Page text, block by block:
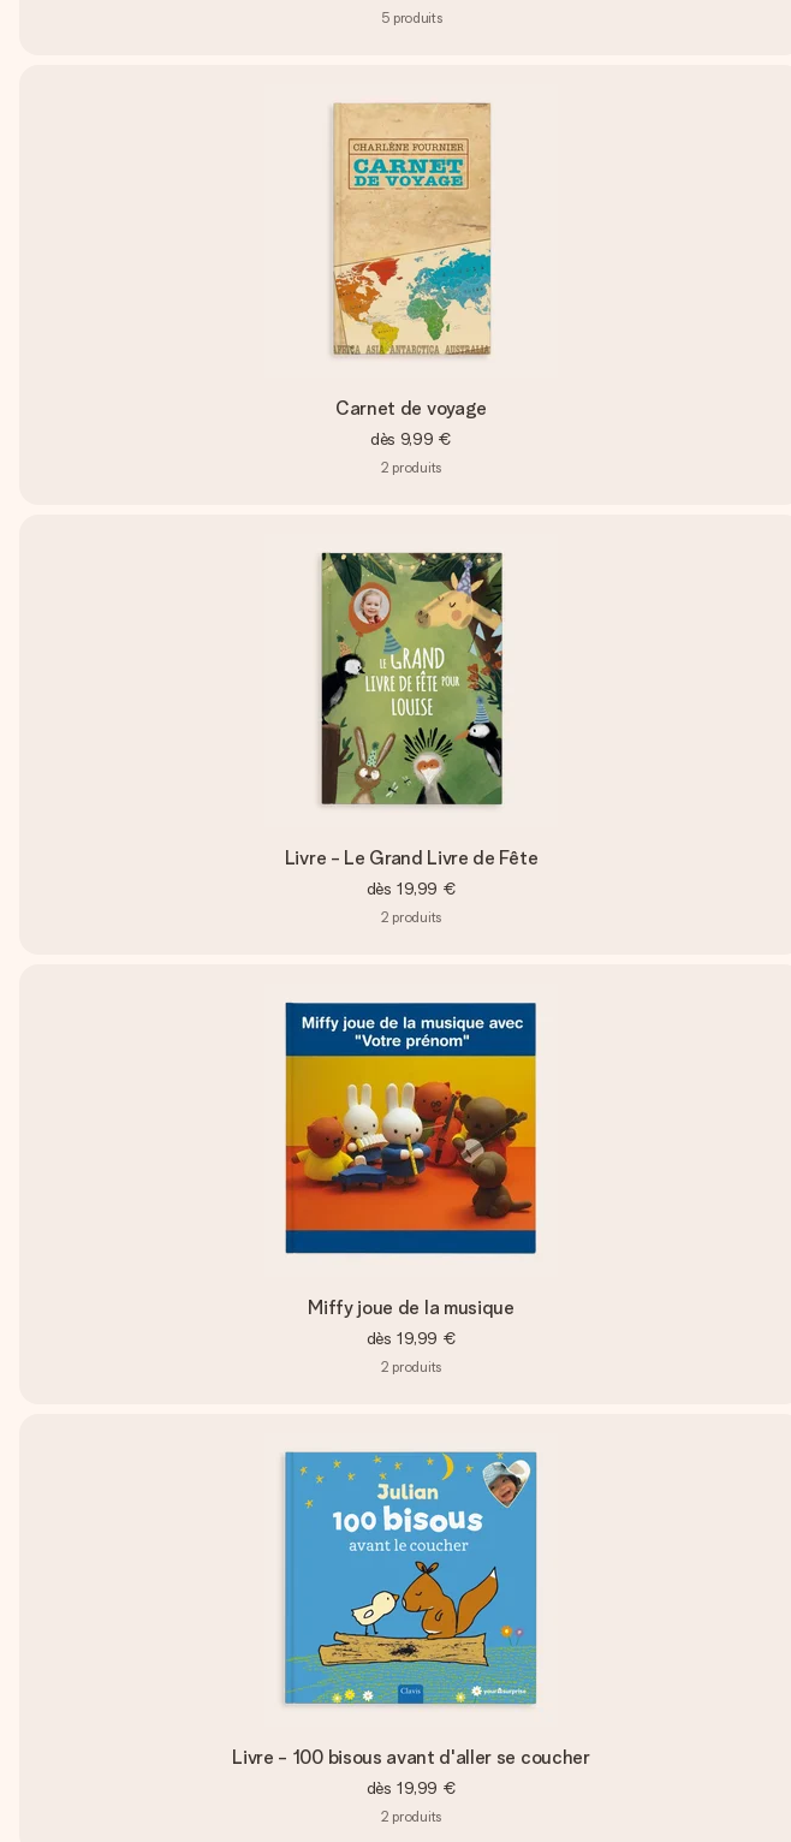
5 produits
Carnet de voyage
dès 9,99 €
2 produits
Livre - Le Grand Livre de Fête
dès 19,99 €
2 produits
Miffy joue de la musique
dès 19,99 €
2 produits
Livre - 100 bisous avant d'aller se coucher
dès 19,99 €
2 produits